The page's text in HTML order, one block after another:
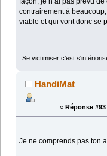
contrairement à
viable et qui vont donc se
Se victimiser c'est
HandiMat
« Réponse #93
Je ne comprends pas ton